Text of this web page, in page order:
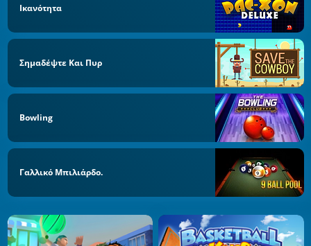
Ικανότητα
Σημαδέψτε Και Πυρ
Bowling
Γαλλικό Μπιλιάρδο.